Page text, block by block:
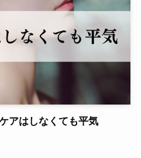
アはしなくても平気